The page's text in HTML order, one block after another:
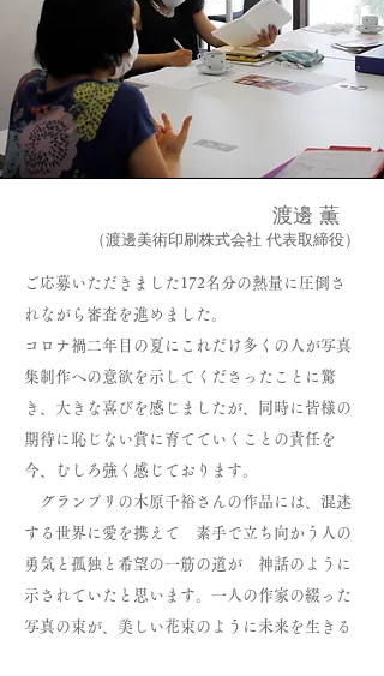
渡邊 薫
（渡邊美術印刷株式会社 代表取締役）
ご応募いただきました172名分の熱量に圧倒さ
れながら審査を進めました。
コロナ禍二年目の夏にこれだけ多くの人が写真
集制作への意欲を示してくださったことに驚
き、大きな喜びを感じましたが、同時に皆様の
期待に恥じない賞に育てていくことの責任を
今、むしろ強く感じております。
グランプリの木原千裕さんの作品には、混迷
する世界に愛を携えて 素手で立ち向かう人の
勇気と孤独と希望の一筋の道が 神話のように
示されていたと思います。一人の作家の綴った
写真の束が、美しい花束のように未来を生きる